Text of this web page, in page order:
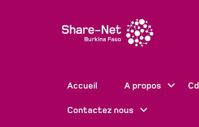
Accueil A propos
Contactez nous